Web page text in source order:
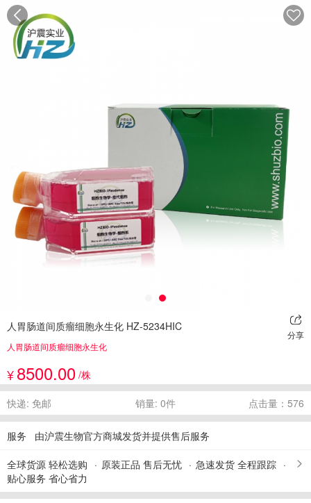
人胃肠道间质瘤细胞永生化 HZ-5234HIC
分享
人胃肠道间质瘤细胞永生化
¥8500.00 /株
快递: 免邮 销量: 0件 点击量：576
服务 由沪震生物官方商城发货并提供售后服务
全球货源 轻松选购 原装正品 售后无忧
急速发货 全程跟踪
贴心服务 省心省力